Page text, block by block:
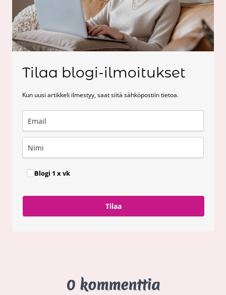
Tilaa blogi-ilmoitukset
Kun uusi artikkeli ilmestyy, saat siitä sähköpostiin tietoa.
Blogi 1 x vk
Tilaa
0 kommenttia